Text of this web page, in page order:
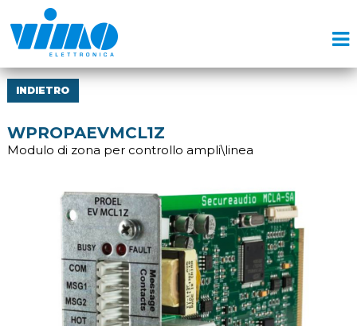
INDIETRO
WPROPAEVMCL1Z
Modulo di zona per controllo ampli\linea